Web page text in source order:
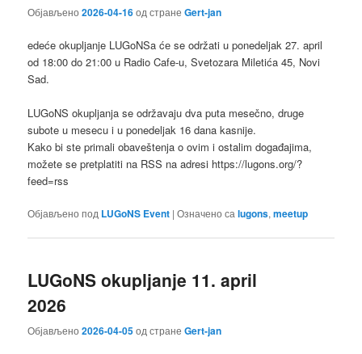
Објављено2026-04-16од странеGert-jan
edeće okupljanje LUGoNSa ćе se održati u ponedeljak 27. april
od 18:00 do 21:00 u Radio Cafe-u, Svetozara Miletića 45, Novi
Sad.
LUGoNS okupljanja se održavaju dva puta mesečno, druge
subote u mesecu i u ponedeljak 16 dana kasnije.
Kako bi ste primali obaveštenja o ovim i ostalim događajima,
možete se pretplatiti na RSS na adresi https://lugons.org/?
feed=rss
Објављено под LUGoNS Event |Означено са lugons,meetup
LUGoNS okupljanje 11. april
2026
Објављено2026-04-05од странеGert-jan